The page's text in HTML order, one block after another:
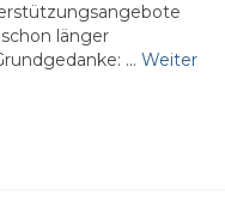
länger
… Weiter